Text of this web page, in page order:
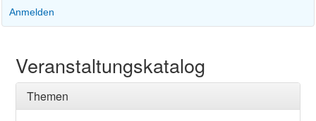
Anmelden
Veranstaltungskatalog
Themen